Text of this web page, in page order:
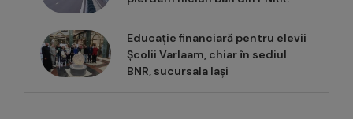
Educație financiară pentru elevii
Școlii Varlaam, chiar în sediul
BNR, sucursala Iași